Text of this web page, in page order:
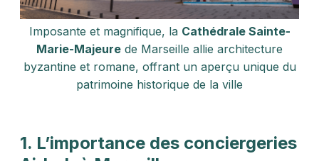
Imposante et magnifique, la Cathédrale Sainte-
Marie-Majeure de Marseille allie architecture
byzantine et romane, offrant un aperçu unique du
patrimoine historique de la ville
1. L’importance des conciergeries